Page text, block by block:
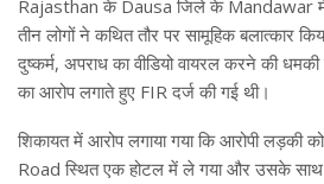
Rajasthan के Dausa जिले के Mandawar में
तीन लोगों ने कथित तौर पर सामूहिक बलात्कार
दुष्कर्म, अपराध का वीडियो वायरल करने की
का आरोप लगाते हुए FIR दर्ज की गई थी।
शिकायत में आरोप लगाया गया कि आरोपी
Road स्थित एक होटल में ले गया और उसके साथ